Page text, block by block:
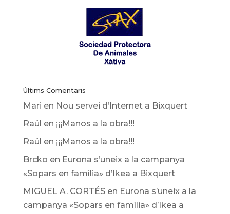
Últims Comentaris
Mari en Nou servei d’Internet a Bixquert
Raül en ¡¡¡Manos a la obra!!!
Raül en ¡¡¡Manos a la obra!!!
Brcko en Eurona s’uneix a la campanya
«Sopars en família» d’Ikea ​​a Bixquert
MIGUEL A. CORTÉSen Eurona s’uneix a la
campanya «Sopars en família» d’Ikea ​​a